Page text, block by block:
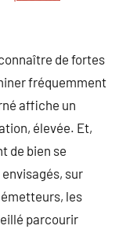
de fortes
fréquemment
affiche un
élevée. Et,
de bien se
sur
les
parcourir